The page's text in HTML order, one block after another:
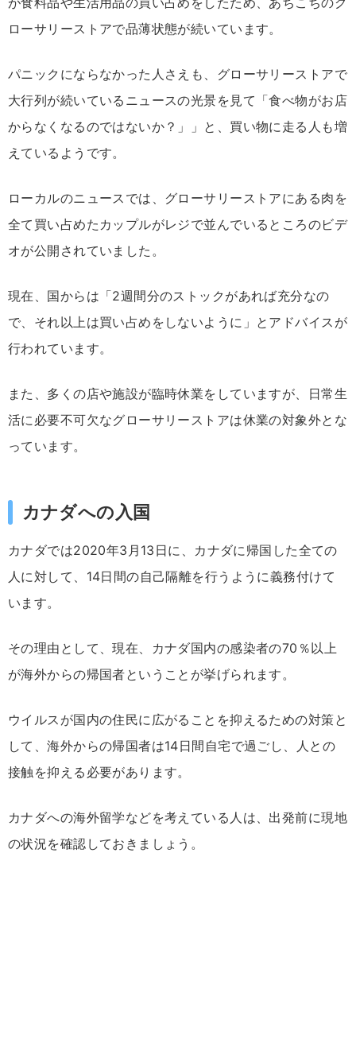
ローサリーストアで品薄状態が続いています。
パニックにならなかった人さえも、グローサリーストアで
大行列が続いているニュースの光景を見て「食べ物がお店
からなくなるのではないか？」」と、買い物に走る人も増
えているようです。
ローカルのニュースでは、グローサリーストアにある肉を
全て買い占めたカップルがレジで並んでいるところのビデ
オが公開されていました。
現在、国からは「2週間分のストックがあれば充分なの
で、それ以上は買い占めをしないように」とアドバイスが
行われています。
また、多くの店や施設が臨時休業をしていますが、日常生
活に必要不可欠なグローサリーストアは休業の対象外とな
っています。
カナダへの入国
カナダでは2020年3月13日に、カナダに帰国した全ての
人に対して、14日間の自己隔離を行うように義務付けて
います。
その理由として、現在、カナダ国内の感染者の70％以上
が海外からの帰国者ということが挙げられます。
ウイルスが国内の住民に広がることを抑えるための対策と
して、海外からの帰国者は14日間自宅で過ごし、人との
接触を抑える必要があります。
カナダへの海外留学などを考えている人は、出発前に現地
の状況を確認しておきましょう。